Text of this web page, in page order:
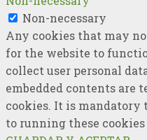
Non-necessary
Any cookies that may
for the website to
collect user personal
embedded contents are
cookies. It is mandatory
to running these